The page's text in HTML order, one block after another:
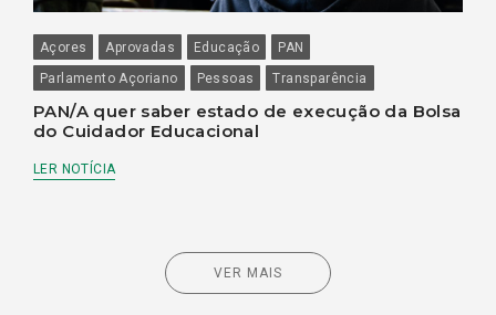
Açores Aprovadas Educação
PAN
Parlamento Açoriano
Pessoas Transparência
PAN/A quer saber estado de execução da Bolsa
do Cuidador Educacional
LER NOTÍCIA
VER MAIS